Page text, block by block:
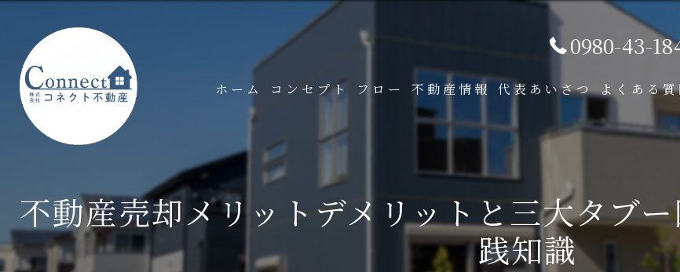
0980-43-
ホーム コンセプト フロー 不動産情報 代表あいさつ よくある
不動産売却メリットデメリットと三大タブ
践知識